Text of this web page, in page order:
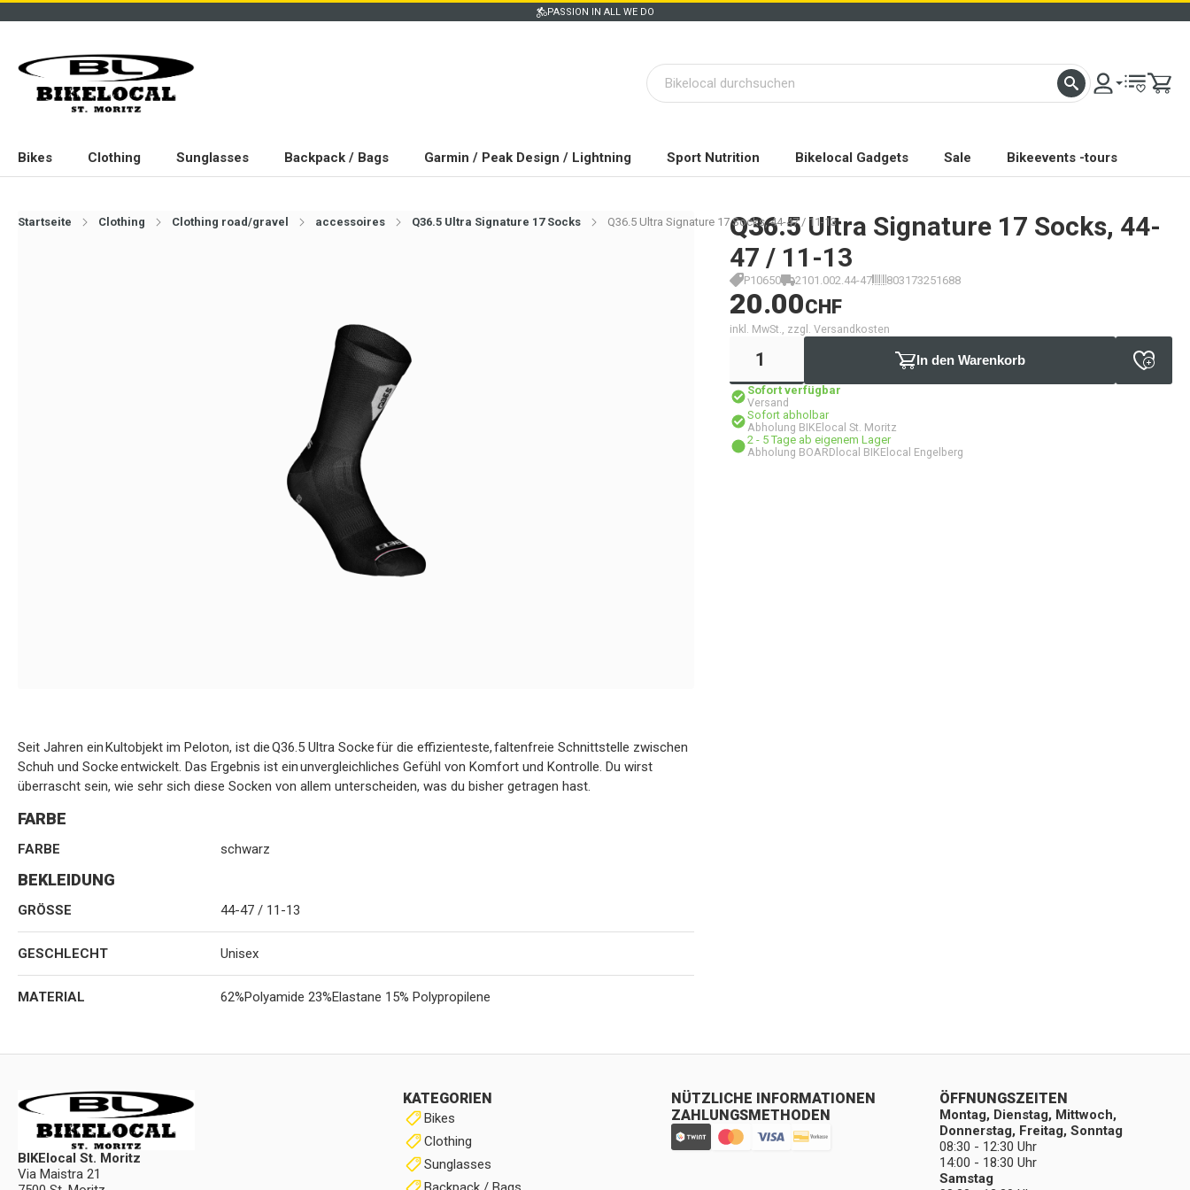
PASSION IN ALL WE DO
Bikes Clothing Sunglasses Backpack / Bags Garmin / Peak Design / Lightning Sport Nutrition Bikelocal Gadgets Sale Bikeevents -tours
Startseite Clothing Clothing road/gravel accessoires Q36.5 Ultra Signature 17 Socks Q36.5 Ultra Signature 17 Socks, 44-47 / 11-13
Q36.5 Ultra Signature 17 Socks, 44-
47 / 11-13
P10650 2101.002.44-47 803173251688
20.00CHF
inkl. MwSt., zzgl. Versandkosten
In den Warenkorb
Sofort verfügbar
Versand
Sofort abholbar
Abholung BIKElocal St. Moritz
2 - 5 Tage ab eigenem Lager
Abholung BOARDlocal BIKElocal Engelberg
Seit Jahren ein Kultobjekt im Peloton, ist die Q36.5 Ultra Socke für die effizienteste, faltenfreie Schnittstelle zwischen
Schuh und Socke entwickelt. Das Ergebnis ist ein unvergleichliches Gefühl von Komfort und Kontrolle. Du wirst
überrascht sein, wie sehr sich diese Socken von allem unterscheiden, was du bisher getragen hast.
FARBE
FARBE schwarz
BEKLEIDUNG
GRÖSSE 44-47 / 11-13
GESCHLECHT Unisex
MATERIAL 62%Polyamide 23%Elastane 15% Polypropilene
BIKElocal St. Moritz
Via Maistra 21
KATEGORIEN
Bikes
Clothing
Sunglasses
NÜTZLICHE INFORMATIONEN
ZAHLUNGSMETHODEN
ÖFFNUNGSZEITEN
Montag, Dienstag, Mittwoch,
Donnerstag, Freitag, Sonntag
08:30 - 12:30 Uhr
14:00 - 18:30 Uhr
Samstag